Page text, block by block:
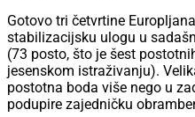
Gotovo tri četvrtine
stabilizacijsku ulogu u
(73 posto, što je šest
jesenskom istraživanju).
postotna boda više nego u
podupire zajedničku